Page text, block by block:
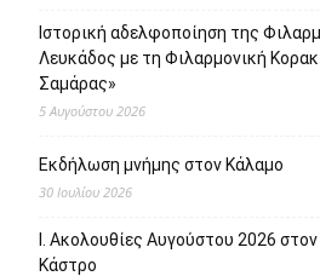
Ιστορική αδελφοποίηση της
Λευκάδος με τη Φιλαρμονική
Σαμάρας»
5 Αυγούστου 2026
Εκδήλωση μνήμης στον Κάλαμο
30 Ιουλίου 2026
Ι. Ακολουθίες Αυγούστου 2026
Κάστρο